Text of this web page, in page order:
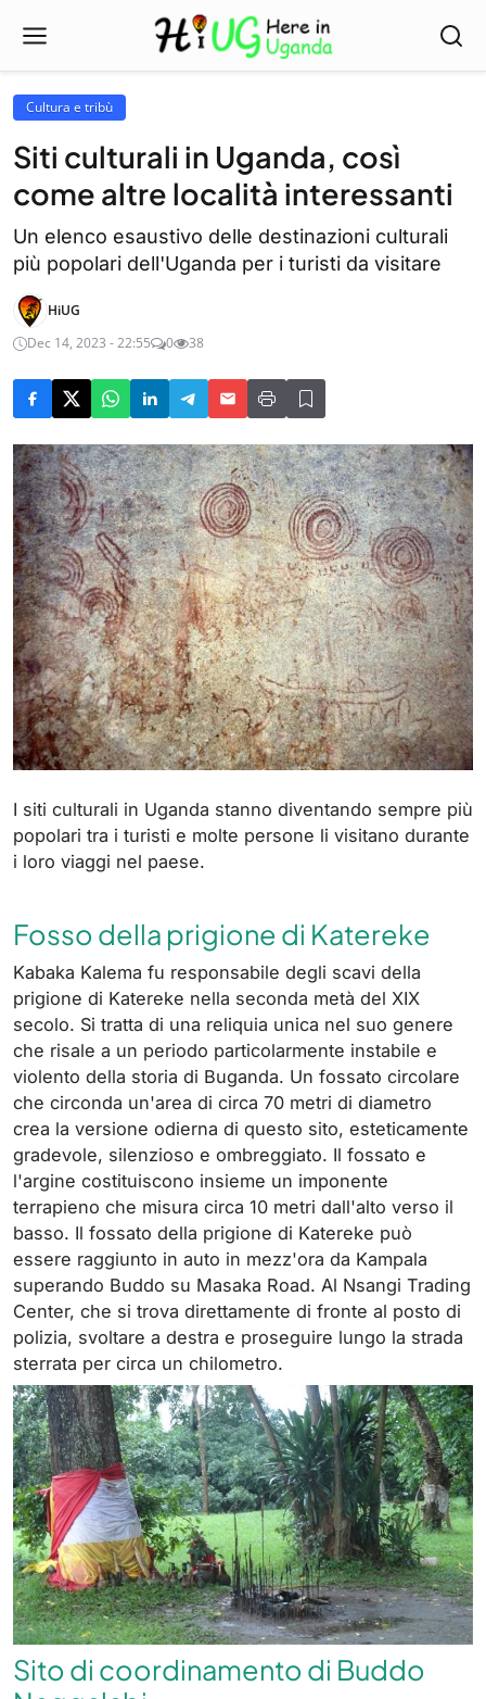
Cultura e tribù
Siti culturali in Uganda, così
come altre località interessanti
Un elenco esaustivo delle destinazioni culturali
più popolari dell'Uganda per i turisti da visitare
HiUG
Dec 14, 2023 - 22:55
0 38
I siti culturali in Uganda stanno diventando sempre più
popolari tra i turisti e molte persone li visitano durante
i loro viaggi nel paese.
Fosso della prigione di Katereke
Kabaka Kalema fu responsabile degli scavi della
prigione di Katereke nella seconda metà del XIX
secolo. Si tratta di una reliquia unica nel suo genere
che risale a un periodo particolarmente instabile e
violento della storia di Buganda. Un fossato circolare
che circonda un'area di circa 70 metri di diametro
crea la versione odierna di questo sito, esteticamente
gradevole, silenzioso e ombreggiato. Il fossato e
l'argine costituiscono insieme un imponente
terrapieno che misura circa 10 metri dall'alto verso il
basso. Il fossato della prigione di Katereke può
essere raggiunto in auto in mezz'ora da Kampala
superando Buddo su Masaka Road. Al Nsangi Trading
Center, che si trova direttamente di fronte al posto di
polizia, svoltare a destra e proseguire lungo la strada
sterrata per circa un chilometro.
Sito di coordinamento di Buddo